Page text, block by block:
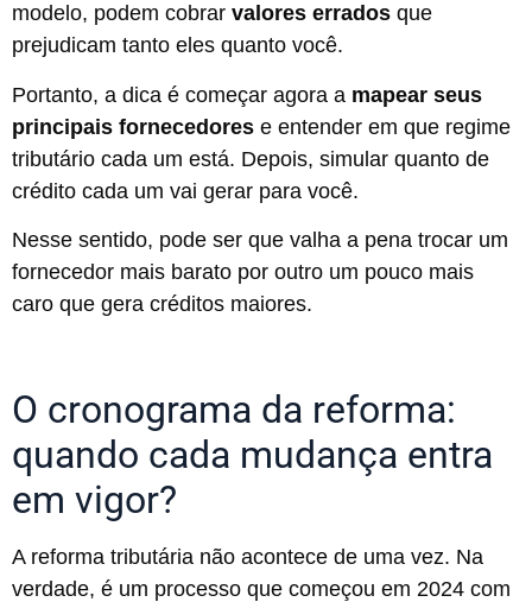
modelo, podem cobrar valores errados que
prejudicam tanto eles quanto você.
Portanto, a dica é começar agora a mapear seus
principais fornecedores e entender em que regime
tributário cada um está. Depois, simular quanto de
crédito cada um vai gerar para você.
Nesse sentido, pode ser que valha a pena trocar um
fornecedor mais barato por outro um pouco mais
caro que gera créditos maiores.
O cronograma da reforma:
quando cada mudança entra
em vigor?
A reforma tributária não acontece de uma vez. Na
verdade, é um processo que começou em 2024 com